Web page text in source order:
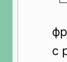
с